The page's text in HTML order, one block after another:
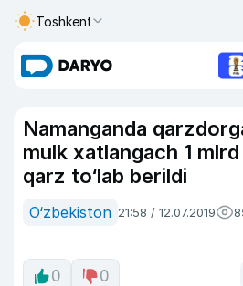
Toshkent
Namanganda
mulk xatlangach 1
qarz to‘lab berildi
O‘zbekiston 21:58 / 12.07.2019
0 0